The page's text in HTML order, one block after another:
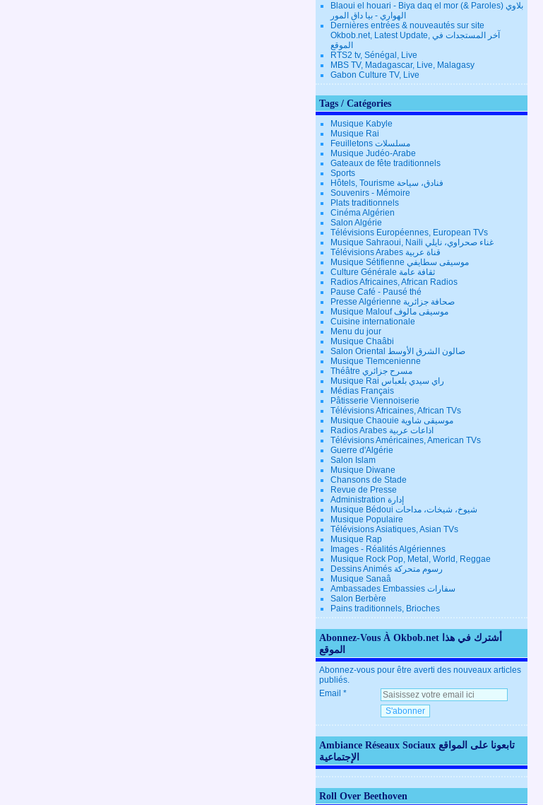
Blaoui el houari - Biya daq el mor (& Paroles) بلاوي
الهواري - بيا داق المور
Dernières entrées & nouveautés sur site
Okbob.net, Latest Update, آخر المستجدات في
الموقع
RTS2 tv, Sénégal, Live
MBS TV, Madagascar, Live, Malagasy
Gabon Culture TV, Live
Tags / Catégories
Musique Kabyle
Musique Rai
Feuilletons مسلسلات
Musique Judéo-Arabe
Gateaux de fête traditionnels
Sports
Hôtels, Tourisme فنادق، سياحة
Souvenirs - Mémoire
Plats traditionnels
Cinéma Algérien
Salon Algérie
Télévisions Européennes, European TVs
Musique Sahraoui, Naili غناء صحراوي، نايلي
Télévisions Arabes قناة عربية
Musique Sétifienne موسيقى سطايفي
Culture Générale ثقافة عامة
Radios Africaines, African Radios
Pause Café - Pausé thé
Presse Algérienne صحافة جزائرية
Musique Malouf موسيقى مالوف
Cuisine internationale
Menu du jour
Musique Chaâbi
Salon Oriental صالون الشرق الأوسط
Musique Tlemcenienne
Théâtre مسرح جزائري
Musique Rai راي سيدي بلعباس
Médias Français
Pâtisserie Viennoiserie
Télévisions Africaines, African TVs
Musique Chaouie موسيقى شاوية
Radios Arabes اذاعات عربية
Télévisions Américaines, American TVs
Guerre d'Algérie
Salon Islam
Musique Diwane
Chansons de Stade
Revue de Presse
Administration إدارة
Musique Bédoui شيوخ، شيخات، مداحات
Musique Populaire
Télévisions Asiatiques, Asian TVs
Musique Rap
Images - Réalités Algériennes
Musique Rock Pop, Metal, World, Reggae
Dessins Animés رسوم متحركة
Musique Sanaâ
Ambassades Embassies سفارات
Salon Berbère
Pains traditionnels, Brioches
Abonnez-Vous À Okbob.net أشترك في هذا
الموقع
Abonnez-vous pour être averti des nouveaux articles
publiés.
Email
Ambiance Réseaux Sociaux تابعونا على المواقع
الإجتماعية
Roll Over Beethoven